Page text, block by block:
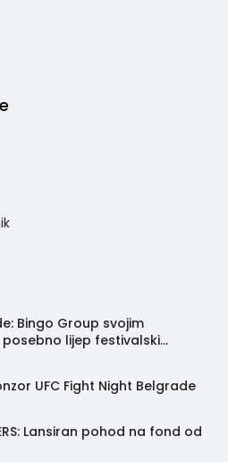
Bingo Group svojim
lijep festivalski
UFC Fight Night Belgrade
Lansiran pohod na fond od